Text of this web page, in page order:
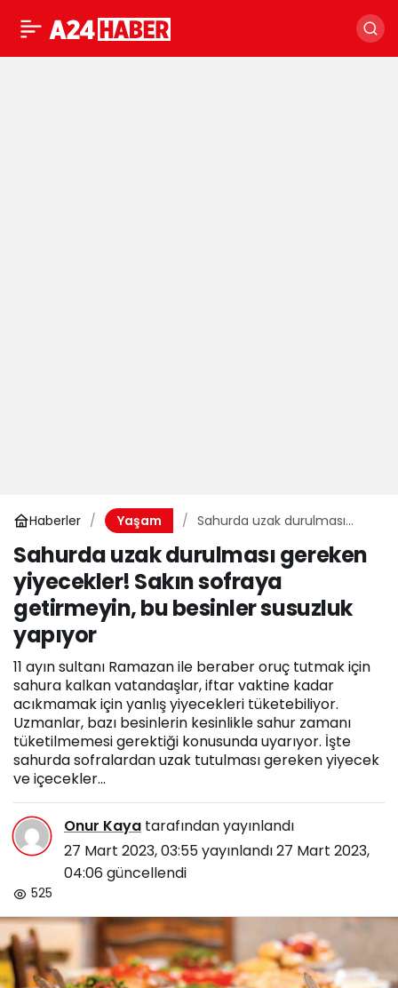
Haberler Yaşam
Sahurda uzak durulması
sofraya getirmeyin, bu
besinler susuzluk yapıyor
Sahurda uzak durulması gereken
yiyecekler! Sakın sofraya
getirmeyin, bu besinler susuzluk
yapıyor
11 ayın sultanı Ramazan ile beraber oruç tutmak için
sahura kalkan vatandaşlar, iftar vaktine kadar
acıkmamak için yanlış yiyecekleri tüketebiliyor.
Uzmanlar, bazı besinlerin kesinlikle sahur zamanı
tüketilmemesi gerektiği konusunda uyarıyor. İşte
sahurda sofralardan uzak tutulması gereken yiyecek
ve içecekler...
Onur Kaya tarafından yayınlandı
27 Mart 2023, 03:55yayınlandı27 Mart 2023,
04:06güncellendi
525